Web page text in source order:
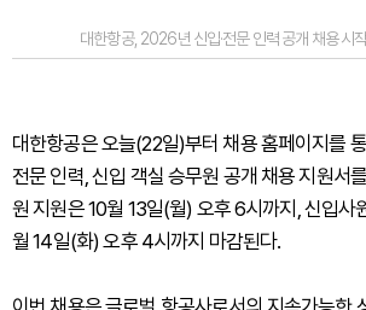
대한항공, 2026년 신입·전문 인력 공개 채용 시
대한항공은 오늘(22일)부터 채용 홈페이지를
전문 인력, 신입 객실 승무원 공개 채용 지원서
원 지원은 10월 13일(월) 오후 6시까지, 신입사
월 14일(화) 오후 4시까지 마감된다.